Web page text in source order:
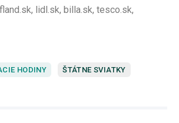
lidl.sk, billa.sk, tesco.sk,
HODINY ŠTÁTNE SVIATKY